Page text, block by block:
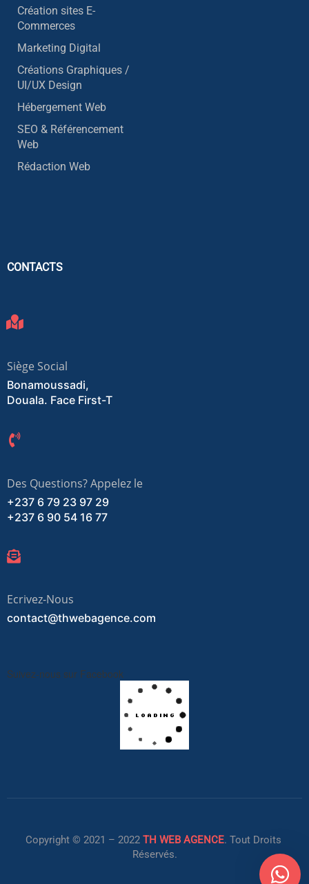
Création sites E-
Commerces
Marketing Digital
Créations Graphiques /
UI/UX Design
Hébergement Web
SEO & Référencement
Web
Rédaction Web
CONTACTS
Siège Social
Bonamoussadi,
Douala. Face First-T
Des Questions? Appelez le
+237 6 79 23 97 29
+237 6 90 54 16 77
Ecrivez-Nous
contact@thwebagence.com
Suivez-nous sur Facebook
Copyright © 2021 – 2022 TH WEB AGENCE. Tout Droits
Réservés.